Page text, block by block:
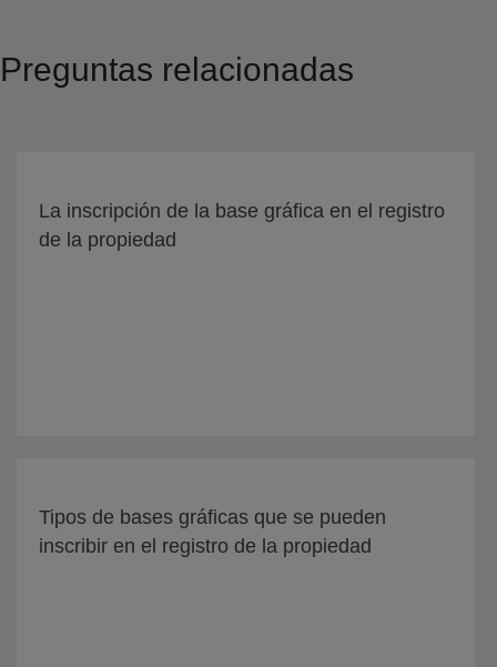
Preguntas relacionadas
La inscripción de la base gráfica en el registro
de la propiedad
Tipos de bases gráficas que se pueden
inscribir en el registro de la propiedad